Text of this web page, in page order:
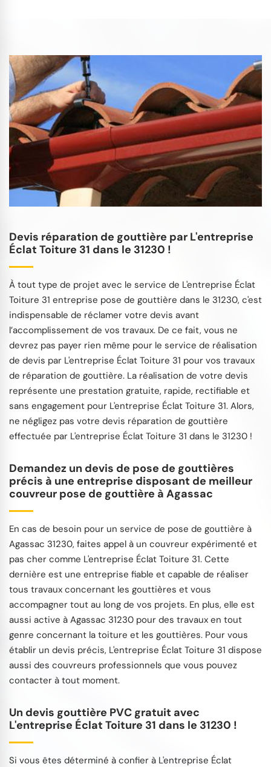
Devis réparation de gouttière par L'entreprise
Éclat Toiture 31 dans le 31230 !
À tout type de projet avec le service de L'entreprise Éclat
Toiture 31 entreprise pose de gouttière dans le 31230, c'est
indispensable de réclamer votre devis avant
l’accomplissement de vos travaux. De ce fait, vous ne
devrez pas payer rien même pour le service de réalisation
de devis par L'entreprise Éclat Toiture 31 pour vos travaux
de réparation de gouttière. La réalisation de votre devis
représente une prestation gratuite, rapide, rectifiable et
sans engagement pour L'entreprise Éclat Toiture 31. Alors,
ne négligez pas votre devis réparation de gouttière
effectuée par L'entreprise Éclat Toiture 31 dans le 31230 !
Demandez un devis de pose de gouttières
précis à une entreprise disposant de meilleur
couvreur pose de gouttière à Agassac
En cas de besoin pour un service de pose de gouttière à
Agassac 31230, faites appel à un couvreur expérimenté et
pas cher comme L'entreprise Éclat Toiture 31. Cette
dernière est une entreprise fiable et capable de réaliser
tous travaux concernant les gouttières et vous
accompagner tout au long de vos projets. En plus, elle est
aussi active à Agassac 31230 pour des travaux en tout
genre concernant la toiture et les gouttières. Pour vous
établir un devis précis, L'entreprise Éclat Toiture 31 dispose
aussi des couvreurs professionnels que vous pouvez
contacter à tout moment.
Un devis gouttière PVC gratuit avec
L'entreprise Éclat Toiture 31 dans le 31230 !
Si vous êtes déterminé à confier à L'entreprise Éclat